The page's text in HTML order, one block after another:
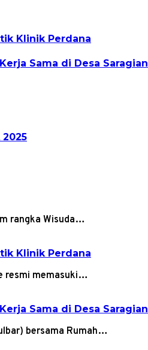
Klinik Perdana
Sama di Desa Saragian
rangka Wisuda…
Klinik Perdana
resmi memasuki…
Sama di Desa Saragian
bersama Rumah…